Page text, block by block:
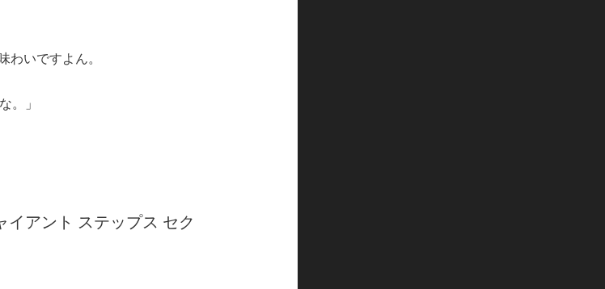
いですよん。
。」
イアント ステップス セク